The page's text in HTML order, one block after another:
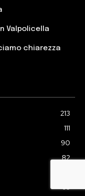
Valpolicella
chiarezza
213
111
90
82
63